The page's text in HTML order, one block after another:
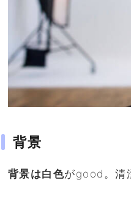
背景
背景は白色がgood。清